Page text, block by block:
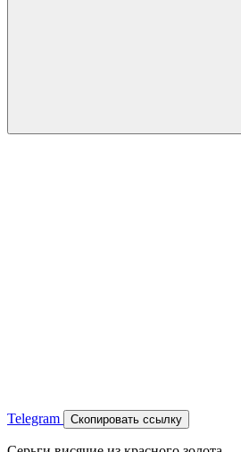
Telegram
Скопировать ссылку